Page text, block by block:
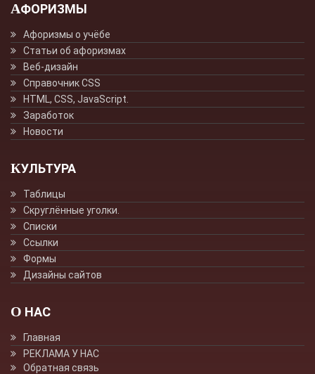
АФОРИЗМЫ
Афоризмы о учёбе
Статьи об афоризмах
Веб-дизайн
Справочник CSS
HTML, CSS, JavaScript.
Заработок
Новости
КУЛЬТУРА
Таблицы
Скруглённые уголки.
Списки
Ссылки
Формы
Дизайны сайтов
О НАС
Главная
РЕКЛАМА У НАС
Обратная связь